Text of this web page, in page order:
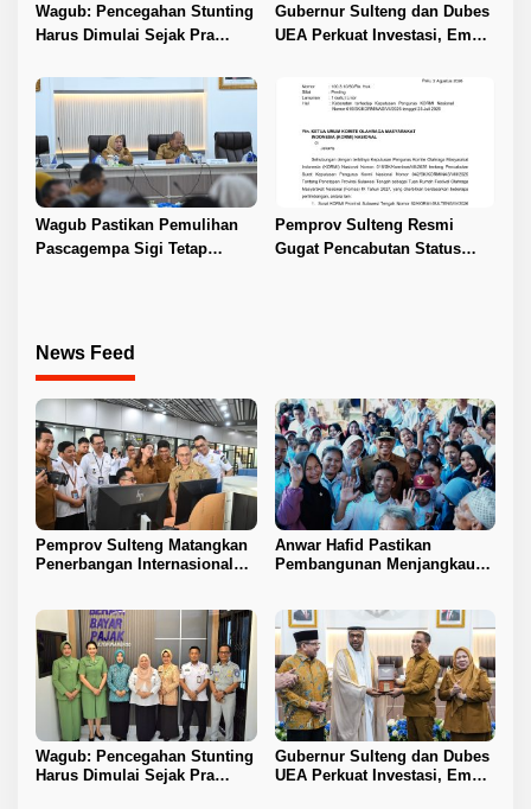
Wagub: Pencegahan Stunting
Harus Dimulai Sejak Pra
Gubernur Sulteng dan Dubes
UEA Perkuat Investasi, Empat
Wagub Pastikan Pemulihan
Pascagempa Sigi Tetap
Pemprov Sulteng Resmi
Gugat Pencabutan Status
News Feed
Pemprov Sulteng Matangkan
Penerbangan Internasional
Anwar Hafid Pastikan
Pembangunan Menjangkau
Wagub: Pencegahan Stunting
Harus Dimulai Sejak Pra
Gubernur Sulteng dan Dubes
UEA Perkuat Investasi, Empat